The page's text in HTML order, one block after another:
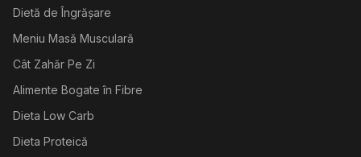
Dietă de Îngrășare
Meniu Masă Musculară
Cât Zahăr Pe Zi
Alimente Bogate în Fibre
Dieta Low Carb
Dieta Proteică